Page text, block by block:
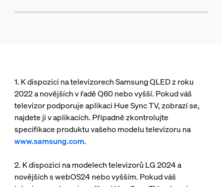
1. K dispozici na televizorech Samsung QLED z roku
2022 a novějších v řadě Q60 nebo vyšší. Pokud váš
televizor podporuje aplikaci Hue Sync TV, zobrazí se,
najdete ji v aplikacích. Případně zkontrolujte
specifikace produktu vašeho modelu televizoru na
www.samsung.com.
2. K dispozici na modelech televizorů LG 2024 a
novějších s webOS24 nebo vyšším. Pokud váš